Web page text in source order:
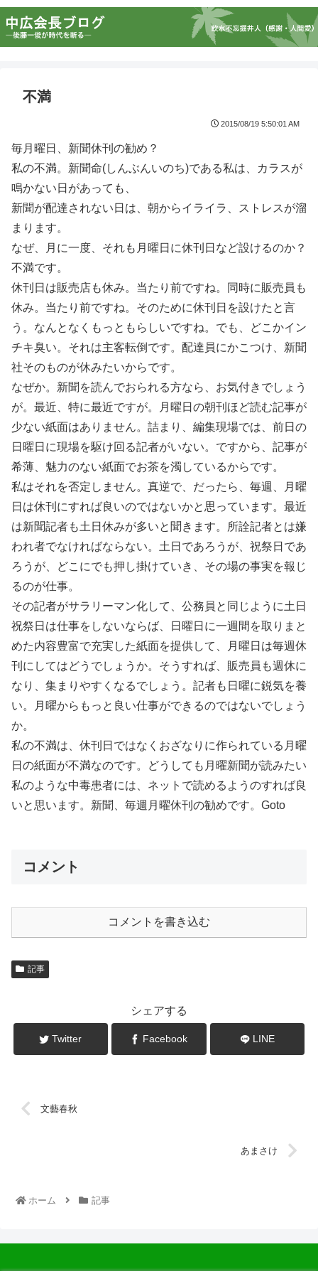
不満
2015/08/19 5:50:01 AM
毎月曜日、新聞休刊の勧め？
私の不満。新聞命(しんぶんいのち)である私は、カラスが
鳴かない日があっても、
新聞が配達されない日は、朝からイライラ、ストレスが溜
まります。
なぜ、月に一度、それも月曜日に休刊日など設けるのか？
不満です。
休刊日は販売店も休み。当たり前ですね。同時に販売員も
休み。当たり前ですね。そのために休刊日を設けたと言
う。なんとなくもっともらしいですね。でも、どこかイン
チキ臭い。それは主客転倒です。配達員にかこつけ、新聞
社そのものが休みたいからです。
なぜか。新聞を読んでおられる方なら、お気付きでしょう
が。最近、特に最近ですが。月曜日の朝刊ほど読む記事が
少ない紙面はありません。詰まり、編集現場では、前日の
日曜日に現場を駆け回る記者がいない。ですから、記事が
希薄、魅力のない紙面でお茶を濁しているからです。
私はそれを否定しません。真逆で、だったら、毎週、月曜
日は休刊にすれば良いのではないかと思っています。最近
は新聞記者も土日休みが多いと聞きます。所詮記者とは嫌
われ者でなければならない。土日であろうが、祝祭日であ
ろうが、どこにでも押し掛けていき、その場の事実を報じ
るのが仕事。
その記者がサラリーマン化して、公務員と同じように土日
祝祭日は仕事をしないならば、日曜日に一週間を取りまと
めた内容豊富で充実した紙面を提供して、月曜日は毎週休
刊にしてはどうでしょうか。そうすれば、販売員も週休に
なり、集まりやすくなるでしょう。記者も日曜に鋭気を養
い。月曜からもっと良い仕事ができるのではないでしょう
か。
私の不満は、休刊日ではなくおざなりに作られている月曜
日の紙面が不満なのです。どうしても月曜新聞が読みたい
私のような中毒患者には、ネットで読めるようのすれば良
いと思います。新聞、毎週月曜休刊の勧めです。Goto
コメント
コメントを書き込む
記事
シェアする
Twitter Facebook LINE
文藝春秋
あまさけ
ホーム 記事